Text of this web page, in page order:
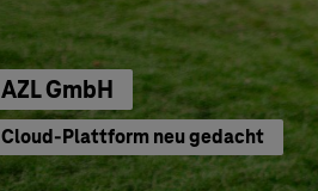
AZL GmbH
Cloud-Plattform neu gedacht